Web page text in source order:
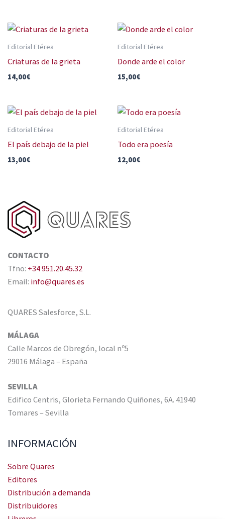
Editorial Etérea
Criaturas de la grieta
14,00€
Editorial Etérea
Donde arde el color
15,00€
Editorial Etérea
El país debajo de la piel
13,00€
Editorial Etérea
Todo era poesía
12,00€
CONTACTO
Tfno: +34 951.20.45.32
Email: info@quares.es
QUARES Salesforce, S.L.
MÁLAGA
Calle Marcos de Obregón, local nº5
29016 Málaga – España
SEVILLA
Edifico Centris, Glorieta Fernando Quiñones, 6A. 41940
Tomares – Sevilla
INFORMACIÓN
Sobre Quares
Editores
Distribución a demanda
Distribuidores